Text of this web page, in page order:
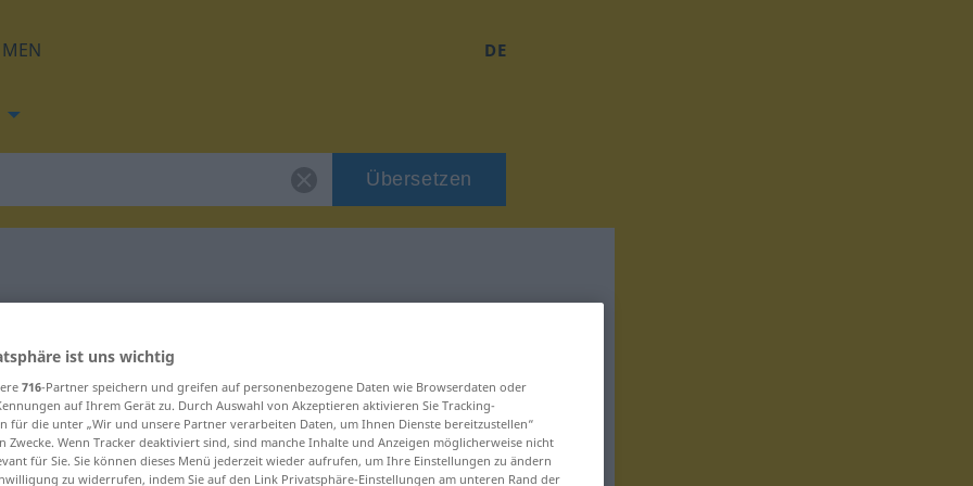
DE
Übersetzen
für "fregio"
ist uns wichtig
716-Partner speichern und greifen auf personenbezogene Daten wie Browserdaten oder
auf Ihrem Gerät zu. Durch Auswahl von Akzeptieren aktivieren Sie Tracking-
für die unter „Wir und unsere Partner verarbeiten Daten, um Ihnen Dienste bereitzustellen“
Zwecke. Wenn Tracker deaktiviert sind, sind manche Inhalte und Anzeigen möglicherweise nicht
für Sie. Sie können dieses Menü jederzeit wieder aufrufen, um Ihre Einstellungen zu ändern
zu widerrufen, indem Sie auf den Link Privatsphäre-Einstellungen am unteren Rand der